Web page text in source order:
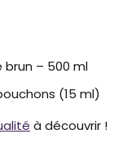
brun – 500 ml
(15 ml)
à découvrir !